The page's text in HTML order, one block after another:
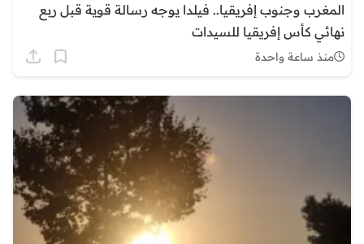
المغرب وجنوب إفريقيا.. فيلدا يوجه رسالة قوية قبل ربع
نهائي كأس إفريقيا للسيدات
منذ ساعة واحدة